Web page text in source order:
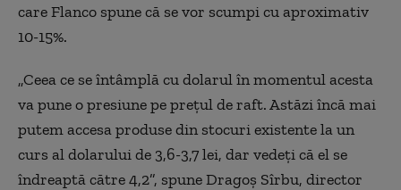
care Flanco spune că se vor scumpi cu aproximativ
10-15%.
„Ceea ce se întâmplă cu dolarul în momentul acesta
va pune o presiune pe prețul de raft. Astăzi încă mai
putem accesa produse din stocuri existente la un
curs al dolarului de 3,6-3,7 lei, dar vedeți că el se
îndreaptă către 4,2”, spune Dragoş Sîrbu, director